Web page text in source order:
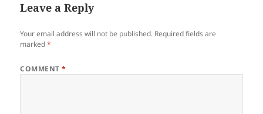
Leave a Reply
Your email address will not be published. Required fields are
marked*
COMMENT*